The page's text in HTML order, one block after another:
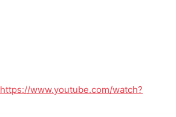
https://www.youtube.com/watch?